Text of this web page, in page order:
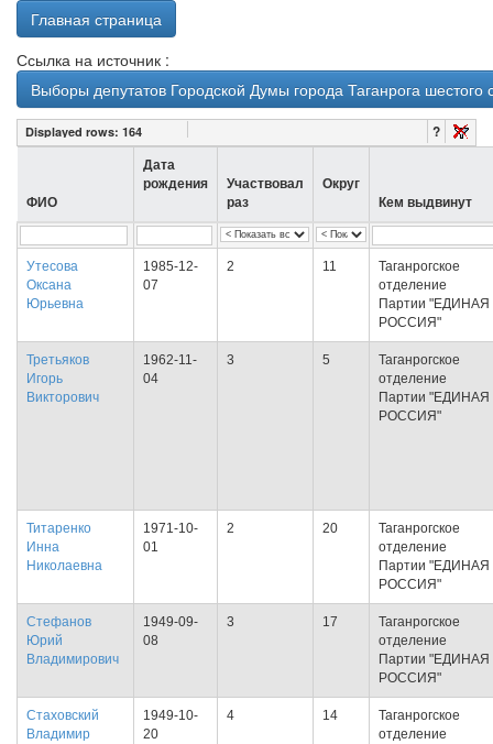
Главная страница
Ссылка на источник :
Выборы депутатов Городской Думы города Таганрога шестого
Displayed rows: 164 ?
ФИО
Дата
рождения
Участвовал
раз
Округ
Кем выдвинут
Утесова
Оксана
Юрьевна
1985-12-
07
2 11
Таганрогское
отделение
Партии "ЕДИНАЯ
РОССИЯ"
Третьяков
Игорь
Викторович
1962-11-
04
3 5
Таганрогское
отделение
Партии "ЕДИНАЯ
РОССИЯ"
Титаренко
Инна
Николаевна
1971-10-
01
2 20
Таганрогское
отделение
Партии "ЕДИНАЯ
РОССИЯ"
Стефанов
Юрий
Владимирович
1949-09-
08
3 17
Таганрогское
отделение
Партии "ЕДИНАЯ
РОССИЯ"
Стаховский
Владимир
1949-10-
20
4 14
Таганрогское
отделение